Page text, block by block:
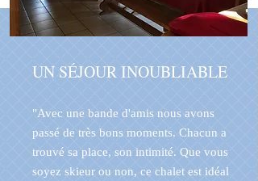
UN SÉJOUR INOUBLIABLE
"Avec une bande d'amis nous avons
passé de très bons moments. Chacun a
trouvé sa place, son intimité. Que vous
soyez skieur ou non, ce chalet est idéal